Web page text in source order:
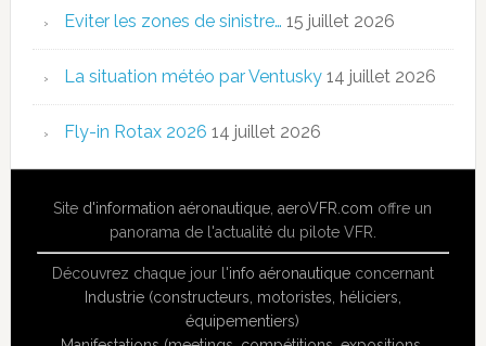
Eviter les zones de sinistre… 15 juillet 2026
La situation météo par Ventusky 14 juillet 2026
Fly-in Rotax 2026 14 juillet 2026
Site d'information aéronautique,aeroVFR.com offre un
panorama de l'actualité du pilote VFR.
Découvrez chaque jour l'info aéronautiqueconcernant
Industrie (constructeurs, motoristes, héliciers,
équipementiers)